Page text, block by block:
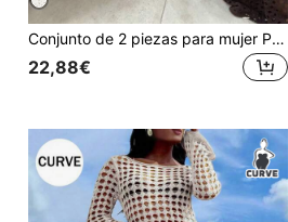
Conjunto de 2 piezas para mujer Primavera/Verano Elegante de punto con calados Manga larga Top corto + Falda larga Atuendo diario de moda Casual Marrón Otoño
22,88€